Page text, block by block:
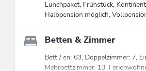
Lunchpaket, Frühstück,
Halbpension möglich,
Betten & Zimmer
Bett / en: 63, Doppelzimmer: 7,
Mehrbettzimmer: 13,